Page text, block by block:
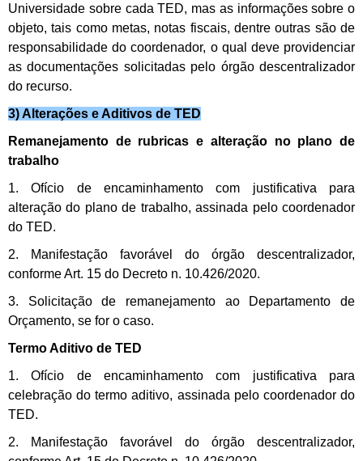
Universidade sobre cada TED, mas as informações sobre o
objeto, tais como metas, notas fiscais, dentre outras são de
responsabilidade do coordenador, o qual deve providenciar
as documentações solicitadas pelo órgão descentralizador
do recurso.
3) Alterações e Aditivos de TED
Remanejamento de rubricas e alteração no plano de
trabalho
1. Ofício de encaminhamento com justificativa para
alteração do plano de trabalho, assinada pelo coordenador
do TED.
2. Manifestação favorável do órgão descentralizador,
conforme Art. 15 do Decreto n. 10.426/2020.
3. Solicitação de remanejamento ao Departamento de
Orçamento, se for o caso.
Termo Aditivo de TED
1. Ofício de encaminhamento com justificativa para
celebração do termo aditivo, assinada pelo coordenador do
TED.
2. Manifestação favorável do órgão descentralizador,